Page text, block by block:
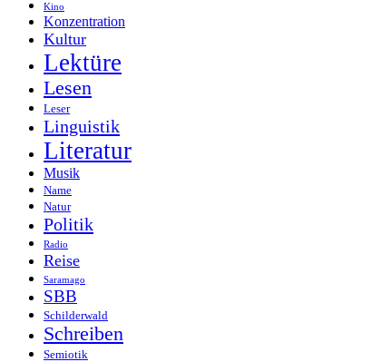
Kino
Konzentration
Kultur
Lektüre
Lesen
Leser
Linguistik
Literatur
Musik
Name
Natur
Politik
Radio
Reise
Saramago
SBB
Schilderwald
Schreiben
Semiotik